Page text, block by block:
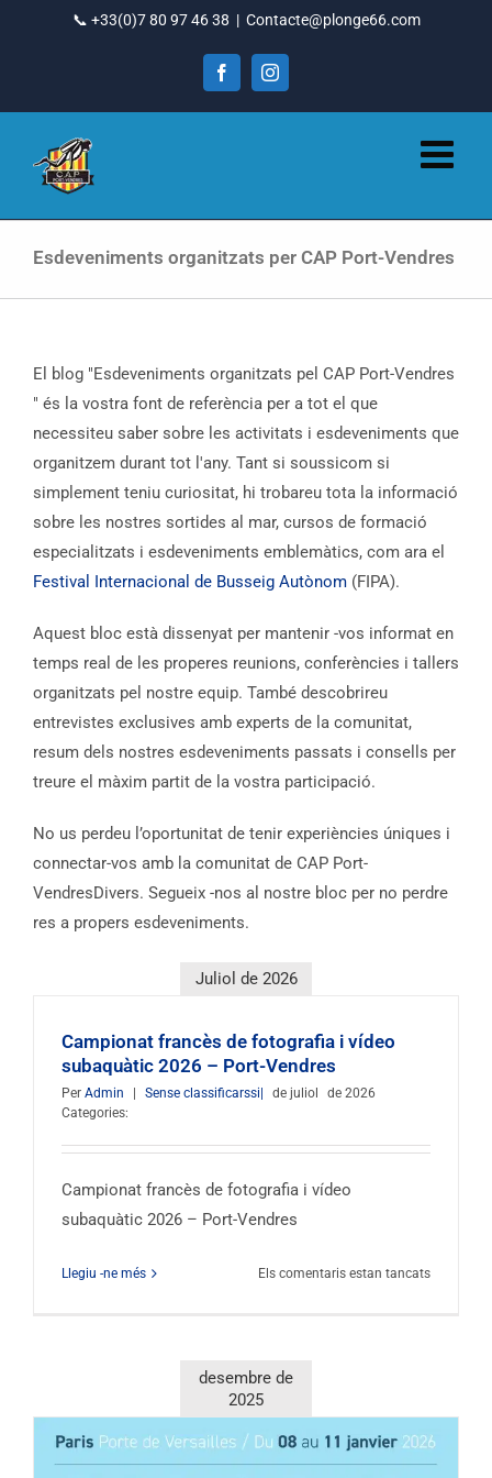
📞 +33(0)7 80 97 46 38 | Contacte@plonge66.com
FacebookInstagram
Esdeveniments organitzats per CAP Port-Vendres
El blog "Esdeveniments organitzats pel CAP Port-Vendres
" és la vostra font de referència per a tot el que
necessiteu saber sobre les activitats i esdeveniments que
organitzem durant tot l'any. Tant si soussicom si
simplement teniu curiositat, hi trobareu tota la informació
sobre les nostres sortides al mar, cursos de formació
especialitzats i esdeveniments emblemàtics, com ara el
Festival Internacional de Busseig Autònom(FIPA).
Aquest bloc està dissenyat per mantenir -vos informat en
temps real de les properes reunions, conferències i tallers
organitzats pel nostre equip. També descobrireu
entrevistes exclusives amb experts de la comunitat,
resum dels nostres esdeveniments passats i consells per
treure el màxim partit de la vostra participació.
No us perdeu l’oportunitat de tenir experiències úniques i
connectar-vos amb la comunitat de CAP Port-
VendresDivers. Segueix -nos al nostre bloc per no perdre
res a propers esdeveniments.
Juliol de 2026
Campionat francès de fotografia i vídeo
subaquàtic 2026 – Port-Vendres
Per Admin Sense classificarssi| de juliol
de 2026
Categories:
Campionat francès de fotografia i vídeo
subaquàtic 2026 – Port-Vendres
Llegiu -ne més Els comentaris estan tancatssobre
Vídeo
desembre de
2025